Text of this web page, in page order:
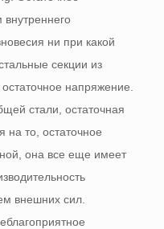
ни при какой
секции из
напряжение.
стали, остаточная
на то, остаточное
она все еще имеет
внешних сил.